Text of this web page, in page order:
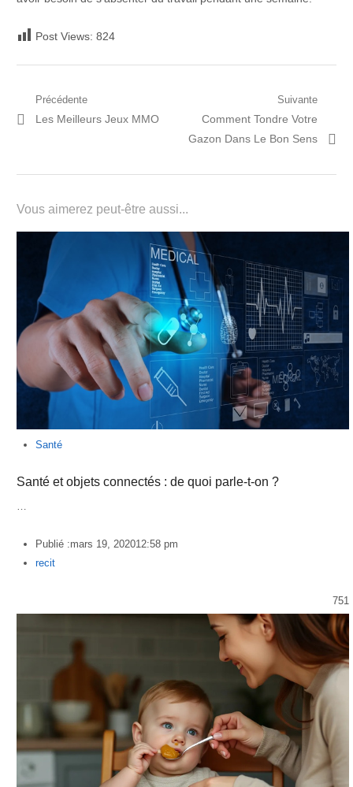
Post Views: 824
Navigation
Précédente
Post
Les Meilleurs Jeux MMO
Suivante
Prochain
article:
Comment Tondre Votre
Gazon Dans Le Bon Sens
Vous aimerez peut-être aussi...
Santé
Santé et objets connectés : de quoi parle-t-on ?
Publié :mars 19, 202012:58 pm
Author
recit
751